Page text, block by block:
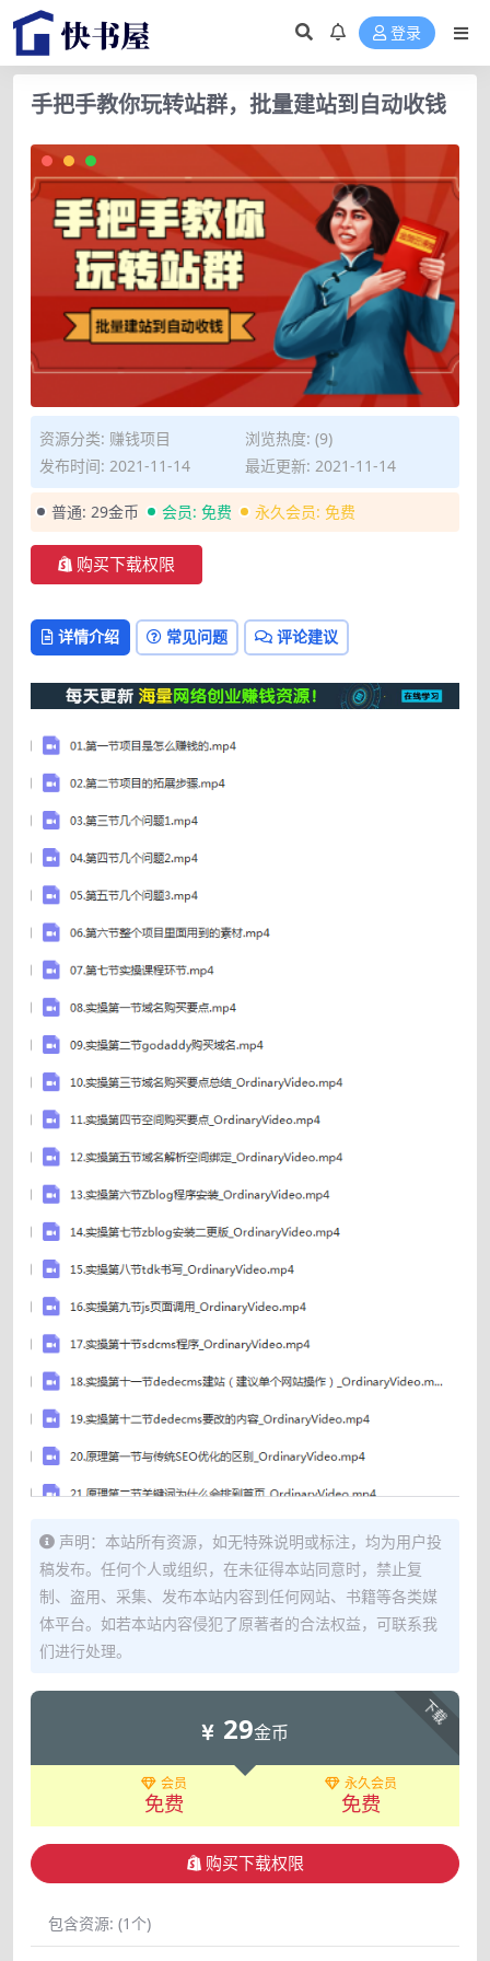
登录
手把手教你玩转站群，批量建站到自动收钱
资源分类: 赚钱项目
浏览热度: (9)
发布时间: 2021-11-14
最近更新: 2021-11-14
普通: 29金币 会员: 免费 永久会员: 免费
购买下载权限
详情介绍 常见问题 评论建议
声明：本站所有资源，如无特殊说明或标注，均为用户投
稿发布。任何个人或组织，在未征得本站同意时，禁止复
制、盗用、采集、发布本站内容到任何网站、书籍等各类媒
体平台。如若本站内容侵犯了原著者的合法权益，可联系我
们进行处理。
下载
29金币
会员
免费
永久会员
免费
购买下载权限
包含资源: (1个)